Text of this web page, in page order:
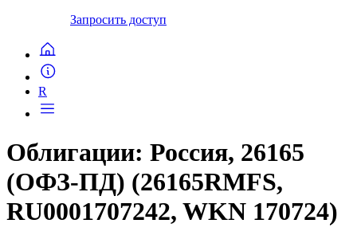
Запросить доступ
R
Облигации: Россия, 26165
(ОФЗ-ПД) (26165RMFS,
RU0001707242, WKN 170724)